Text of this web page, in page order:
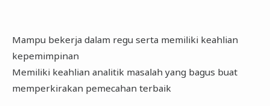
Mampu bekerja dalam regu serta memiliki keahlian
kepemimpinan
Memiliki keahlian analitik masalah yang bagus buat
memperkirakan pemecahan terbaik